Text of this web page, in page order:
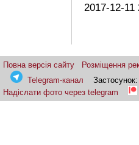
2017-12-11
Повна версія сайту Розміщення
Telegram-канал
Застосунок:
Надіслати фото через telegram